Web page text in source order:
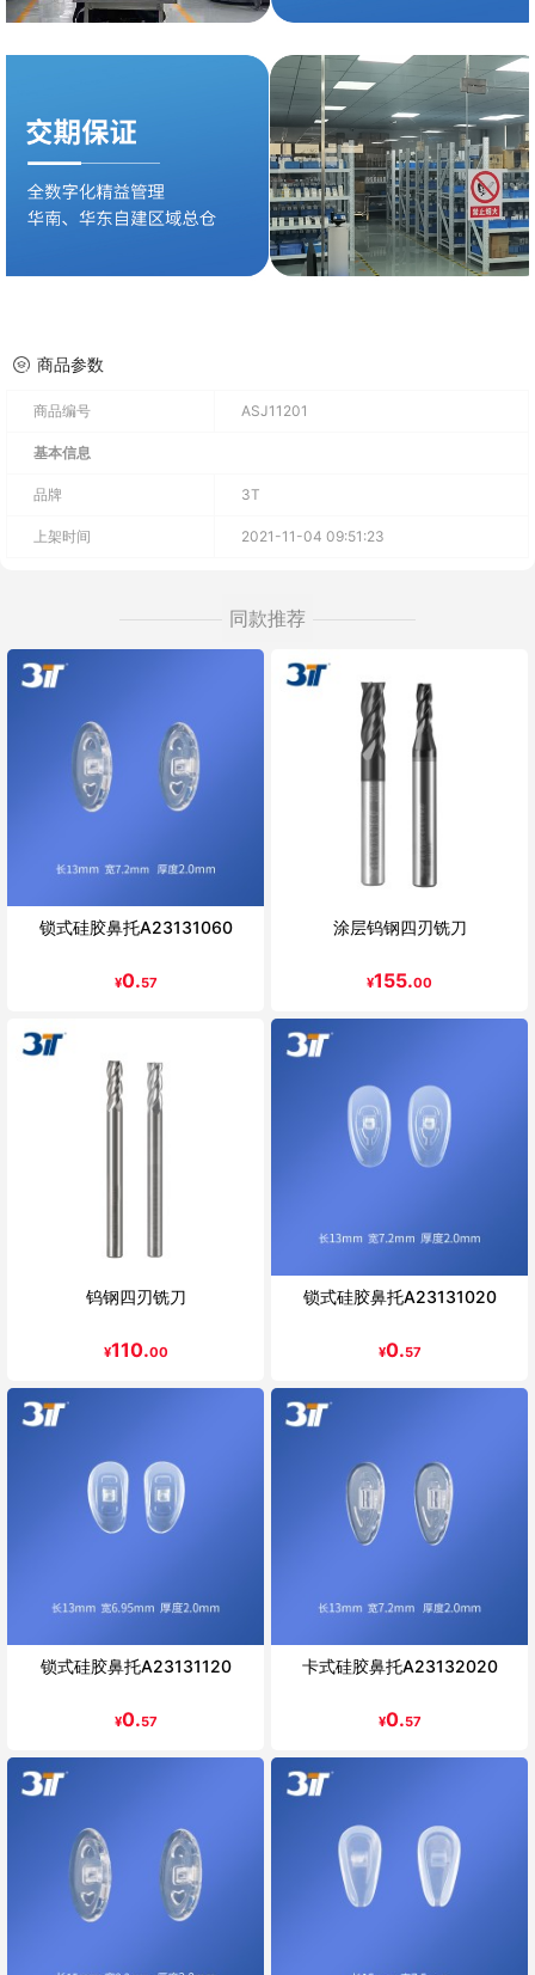
商品参数
商品编号 ASJ11201
基本信息
品牌 3T
上架时间 2021-11-04 09:51:23
同款推荐
锁式硅胶鼻托A23131060
¥0.57
涂层钨钢四刃铣刀
¥155.00
钨钢四刃铣刀
¥110.00
锁式硅胶鼻托A23131020
¥0.57
锁式硅胶鼻托A23131120
¥0.57
卡式硅胶鼻托A23132020
¥0.57